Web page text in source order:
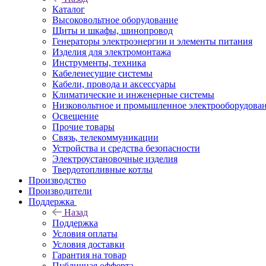
Каталог
Высоковольтное оборудование
Щиты и шкафы, шинопровод
Генераторы электроэнергии и элементы питания
Изделия для электромонтажа
Инструменты, техника
Кабеленесущие системы
Кабели, провода и аксессуары
Климатические и инженерные системы
Низковольтное и промышленное
Освещение
Прочие товары
Связь, телекоммуникации
Устройства и средства безопасности
Электроустановочные изделия
Твердотопливные котлы
Производство
Производители
Поддержка
Назад
Поддержка
Условия оплаты
Условия доставки
Гарантия на товар